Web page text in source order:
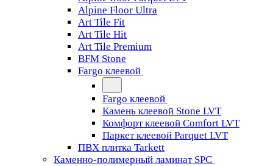
Alpine Floor Ultra
Art Tile Fit
Art Tile Hit
Art Tile Premium
BFM Stone
Fargo клеевой
Fargo клеевой
Камень клеевой Stone LVT
Комфорт клеевой Comfort LVT
Паркет клеевой Parquet LVT
ПВХ плитка Tarkett
Каменно-полимерный ламинат SPC